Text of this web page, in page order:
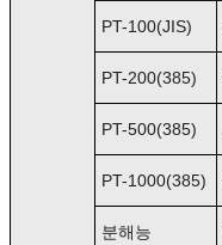
PT-100(JIS)
PT-200(385)
PT-500(385)
PT-1000(385)
분해능